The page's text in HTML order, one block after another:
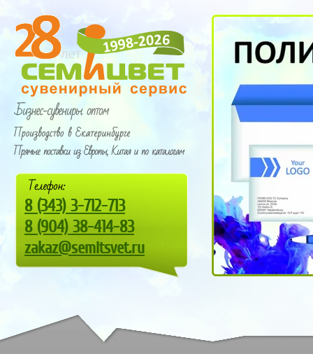
8 (343) 3-712-713
8 (904) 38-414-83
zakaz@semitsvet.ru